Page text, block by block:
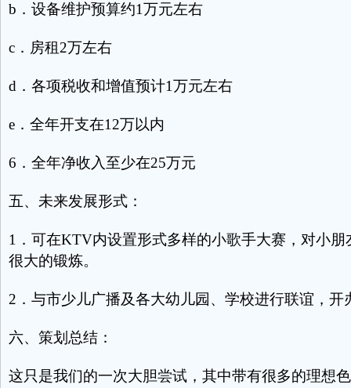
b．设备维护预算约1万元左右
c．房租2万左右
d．各项税收和增值预计1万元左右
e．全年开支在12万以内
6．全年净收入至少在25万元
五、未来发展形式：
1．可在KTV内设置形式多样的小歌手大赛，对小朋
很大的锻炼。
2．与市少儿广播及各大幼儿园、学校进行联谊，开
六、策划总结：
这只是我们的一次大胆尝试，其中带有很多的理想